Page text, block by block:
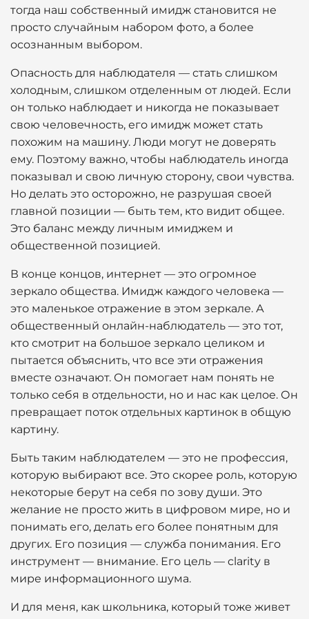
тогда наш собственный имидж становится не
просто случайным набором фото, а более
осознанным выбором.
Опасность для наблюдателя — стать слишком
холодным, слишком отделенным от людей. Если
он только наблюдает и никогда не показывает
свою человечность, его имидж может стать
похожим на машину. Люди могут не доверять
ему. Поэтому важно, чтобы наблюдатель иногда
показывал и свою личную сторону, свои чувства.
Но делать это осторожно, не разрушая своей
главной позиции — быть тем, кто видит общее.
Это баланс между личным имиджем и
общественной позицией.
В конце концов, интернет — это огромное
зеркало общества. Имидж каждого человека —
это маленькое отражение в этом зеркале. А
общественный онлайн-наблюдатель — это тот,
кто смотрит на большое зеркало целиком и
пытается объяснить, что все эти отражения
вместе означают. Он помогает нам понять не
только себя в отдельности, но и нас как целое. Он
превращает поток отдельных картинок в общую
картину.
Быть таким наблюдателем — это не профессия,
которую выбирают все. Это скорее роль, которую
некоторые берут на себя по зову души. Это
желание не просто жить в цифровом мире, но и
понимать его, делать его более понятным для
других. Его позиция — служба понимания. Его
инструмент — внимание. Его цель — clarity в
мире информационного шума.
И для меня, как школьника, который тоже живет